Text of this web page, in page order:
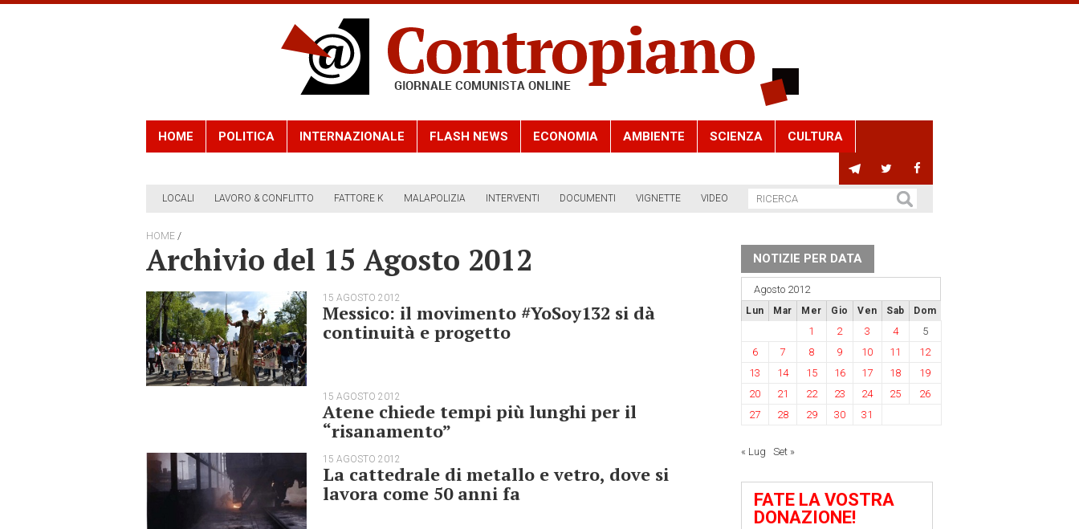
HOME POLITICA INTERNAZIONALE FLASH NEWS ECONOMIA AMBIENTE SCIENZA CULTURA
LOCALI LAVORO & CONFLITTO FATTORE K MALAPOLIZIA INTERVENTI DOCUMENTI VIGNETTE VIDEO
HOME /
Archivio del 15 Agosto 2012
15 AGOSTO 2012
Messico: il movimento #YoSoy132 si dà
continuità e progetto
15 AGOSTO 2012
Atene chiede tempi più lunghi per il
“risanamento”
15 AGOSTO 2012
La cattedrale di metallo e vetro, dove si
lavora come 50 anni fa
NOTIZIE PER DATA
Agosto 2012
Lun Mar Mer Gio Ven Sab Dom
1 2 3 4
5
6
7 8 9 10 11
12
13
14 15 16 17 18
19
20
21 22 23 24 25
26
27
28 29 30 31
« Lug Set »
FATE LA VOSTRA
DONAZIONE!